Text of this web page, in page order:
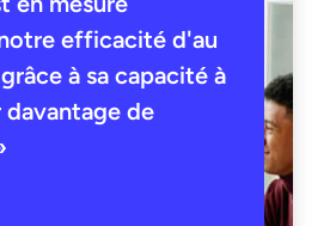
efficacité d'au
à sa capacité à
de